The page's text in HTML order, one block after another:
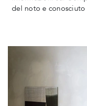
del noto e conosciuto